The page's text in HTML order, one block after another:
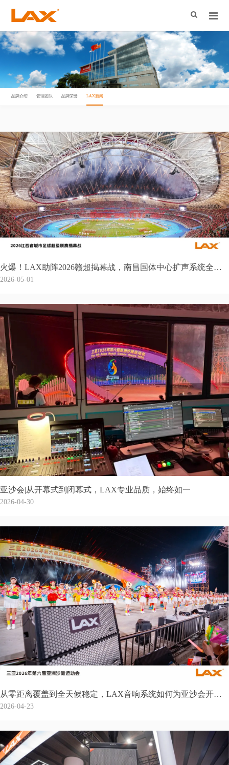
品牌介绍 管理团队 品牌荣誉 LAX新闻
火爆！LAX助阵2026赣超揭幕战，南昌国体中心扩声系统全面升级
2026-05-01
亚沙会|从开幕式到闭幕式，LAX专业品质，始终如一
2026-04-30
从零距离覆盖到全天候稳定，LAX音响系统如何为亚沙会开幕式铸就‘天海之约’
2026-04-23